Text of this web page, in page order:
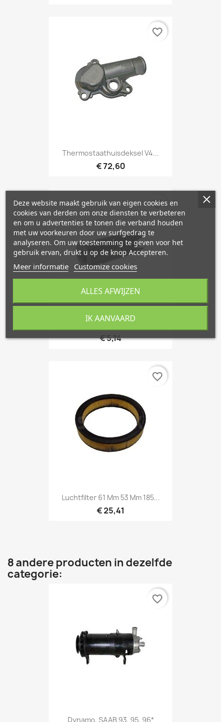
Thermostaathuisdeksel V4...
€ 72,60
favorite_border
€ 5,14
favorite_border
Luchtfilter 61 Mm 53 Mm 185...
€ 25,41
favorite_border
8 andere producten in dezelfde
categorie:
Dynamo, SAAB 93, 95, 96*
favorite_border
Deze website maakt gebruik van eigen cookies en
cookies van derden om onze diensten te verbeteren
en om u advertenties te tonen die verband houden
met uw voorkeuren door uw surfgedrag te
analyseren. Om uw toestemming te geven voor het
gebruik ervan, drukt u op de knop Accepteren.
Meer informatie Customize cookies
ALLES AFWIJZEN
IK AANVAARD